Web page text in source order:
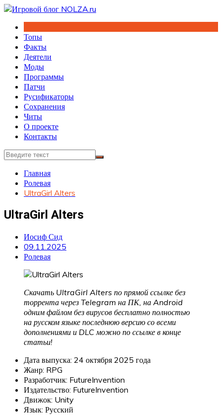
Перейти
содержимому
Топы
Факты
Деятели
Моды
Программы
Патчи
Русификаторы
Сохранения
Читы
О проекте
Контакты
Главная
Ролевая
UltraGirl Alters
UltraGirl Alters
Иосиф Сид
09.11.2025
Ролевая
Скачать UltraGirl Alters по прямой ссылке без
торрента через Telegram на ПК, на Android
одним файлом без вирусов бесплатно полностью
на русском языке последнюю версию со всеми
дополнениями и DLC можно по ссылке в конце
статьи!
Дата выпуска: 24 октября 2025 года
Жанр: RPG
Разработчик: FutureInvention
Издательство: FutureInvention
Движок: Unity
Язык: Русский